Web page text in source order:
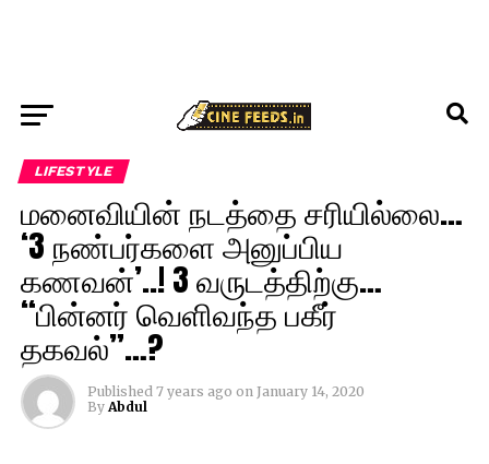
LIFESTYLE
மனைவியின் நடத்தை சரியில்லை…
‘3 நண்பர்களை அனுப்பிய
கணவன்’..! 3 வருடத்திற்கு…
“பின்னர் வெளிவந்த பகீர்
தகவல்”…?
Published 7 years ago on January 14, 2020
By Abdul